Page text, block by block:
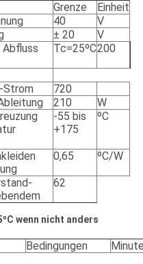
Grenze
Einheit
40
V
± 20
V
Tc=25ºC200
Strom
720
210
W
-55 bis
+175
ºC
0,65 ºC/W
62
wenn nicht anders
Bedingungen